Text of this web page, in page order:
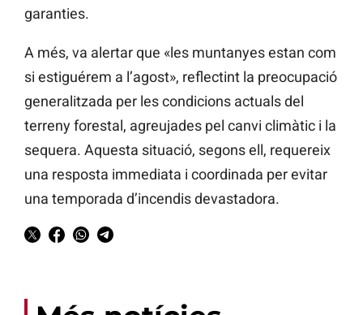
garanties.
A més, va alertar que «les muntanyes estan com
si estiguérem a l’agost», reflectint la preocupació
generalitzada per les condicions actuals del
terreny forestal, agreujades pel canvi climàtic i la
sequera. Aquesta situació, segons ell, requereix
una resposta immediata i coordinada per evitar
una temporada d’incendis devastadora.